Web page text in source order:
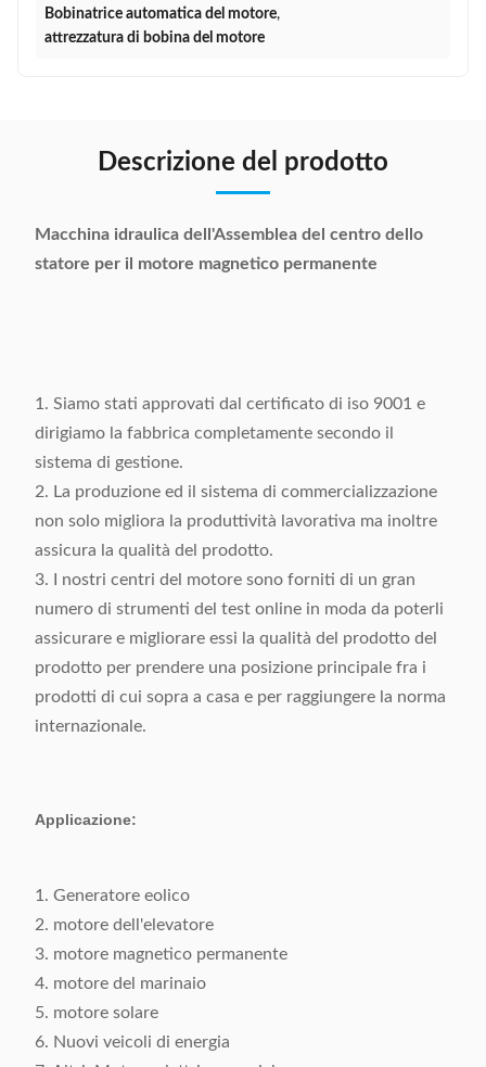
Bobinatrice automatica del motore,
attrezzatura di bobina del motore
Descrizione del prodotto
Macchina idraulica dell'Assemblea del centro dello
statore per il motore magnetico permanente
1. Siamo stati approvati dal certificato di iso 9001 e
dirigiamo la fabbrica completamente secondo il
sistema di gestione.
2. La produzione ed il sistema di commercializzazione
non solo migliora la produttività lavorativa ma inoltre
assicura la qualità del prodotto.
3. I nostri centri del motore sono forniti di un gran
numero di strumenti del test online in moda da poterli
assicurare e migliorare essi la qualità del prodotto del
prodotto per prendere una posizione principale fra i
prodotti di cui sopra a casa e per raggiungere la norma
internazionale.
Applicazione:
1. Generatore eolico
2. motore dell'elevatore
3. motore magnetico permanente
4. motore del marinaio
5. motore solare
6. Nuovi veicoli di energia